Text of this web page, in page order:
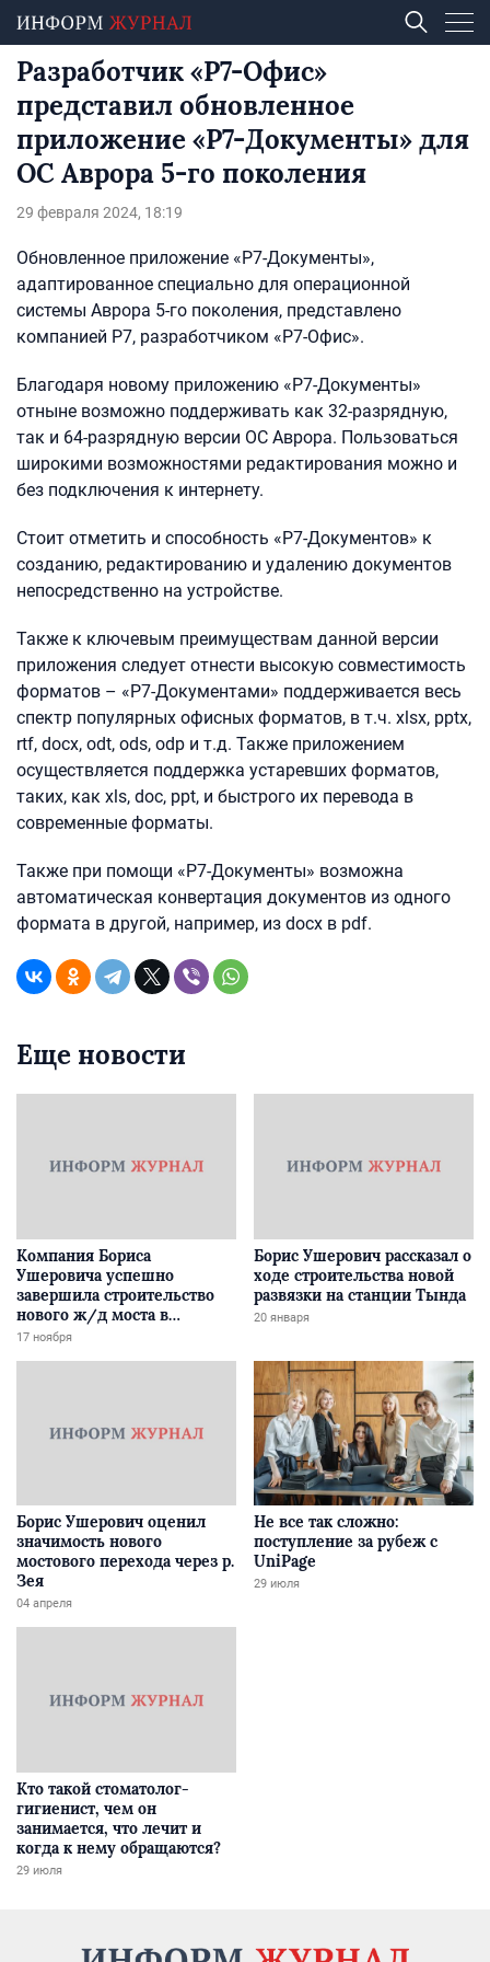
Разработчик «Р7-Офис»
представил обновленное
приложение «Р7-Документы» для
ОС Аврора 5-го поколения
29 февраля 2024, 18:19
Обновленное приложение «Р7-Документы»,
адаптированное специально для операционной
системы Аврора 5-го поколения, представлено
компанией Р7, разработчиком «Р7-Офис».
Благодаря новому приложению «Р7-Документы»
отныне возможно поддерживать как 32-разрядную,
так и 64-разрядную версии ОС Аврора. Пользоваться
широкими возможностями редактирования можно и
без подключения к интернету.
Стоит отметить и способность «Р7-Документов» к
созданию, редактированию и удалению документов
непосредственно на устройстве.
Также к ключевым преимуществам данной версии
приложения следует отнести высокую совместимость
форматов – «Р7-Документами» поддерживается весь
спектр популярных офисных форматов, в т.ч. xlsx, pptx,
rtf, docx, odt, ods, odp и т.д. Также приложением
осуществляется поддержка устаревших форматов,
таких, как xls, doc, ppt, и быстрого их перевода в
современные форматы.
Также при помощи «Р7-Документы» возможна
автоматическая конвертация документов из одного
формата в другой, например, из docx в pdf.
Еще новости
Компания Бориса
Ушеровича успешно
завершила строительство
нового ж/д моста в
Забайкалье
17 ноября
Борис Ушерович рассказал о
ходе строительства новой
развязки на станции Тында
20 января
Борис Ушерович оценил
значимость нового
мостового перехода через р.
Зея
04 апреля
Не все так сложно:
поступление за рубеж с
UniPage
29 июля
Кто такой стоматолог-
гигиенист, чем он
занимается, что лечит и
когда к нему обращаются?
29 июля